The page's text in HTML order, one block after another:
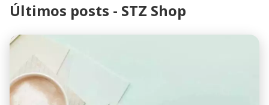
Últimos posts - STZ Shop